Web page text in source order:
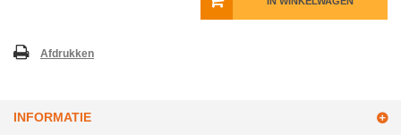
Afdrukken
INFORMATIE